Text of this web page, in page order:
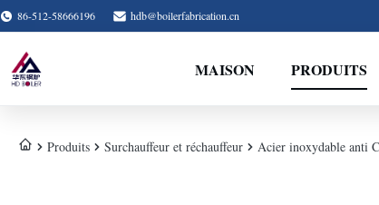
86-512-58666196 hdb@boilerfabrication.cn
MAISON PRODUITS
Produits Surchauffeur et réchauffeur Acier inoxydable anti